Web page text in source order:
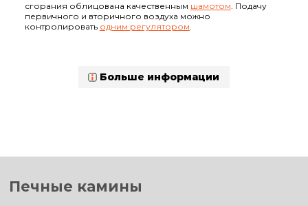
сгорания облицована качественным шамотом . Подачу
первичного и вторичного воздуха можно
контролировать одним регулятором
Больше информации
Печные камины